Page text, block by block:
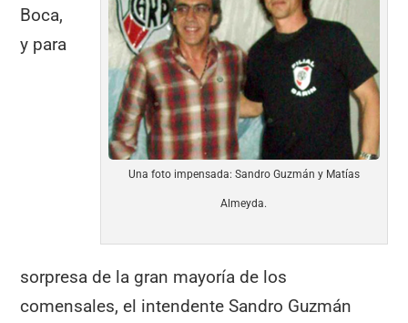
Una foto impensada: Sandro Guzmán y Matías
Almeyda.
Boca,
y para
sorpresa de la gran mayoría de los
comensales, el intendente Sandro Guzmán